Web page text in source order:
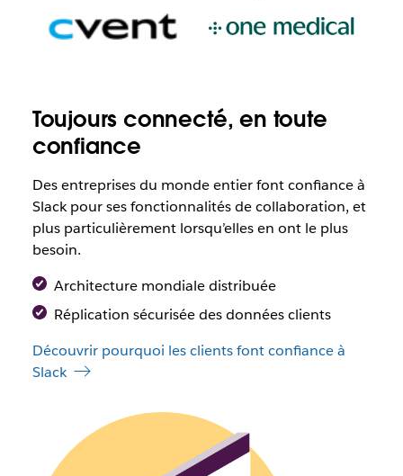
Toujours connecté, en toute
confiance
Des entreprises du monde entier font confiance à
Slack pour ses fonctionnalités de collaboration, et
plus particulièrement lorsqu’elles en ont le plus
besoin.
Architecture mondiale distribuée
Réplication sécurisée des données clients
Découvrir pourquoi les clients font confiance à
Slack